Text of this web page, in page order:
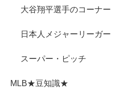
大谷翔平選手のコーナー
日本人メジャーリーガー
スーパー・ピッチ
MLB★豆知識★